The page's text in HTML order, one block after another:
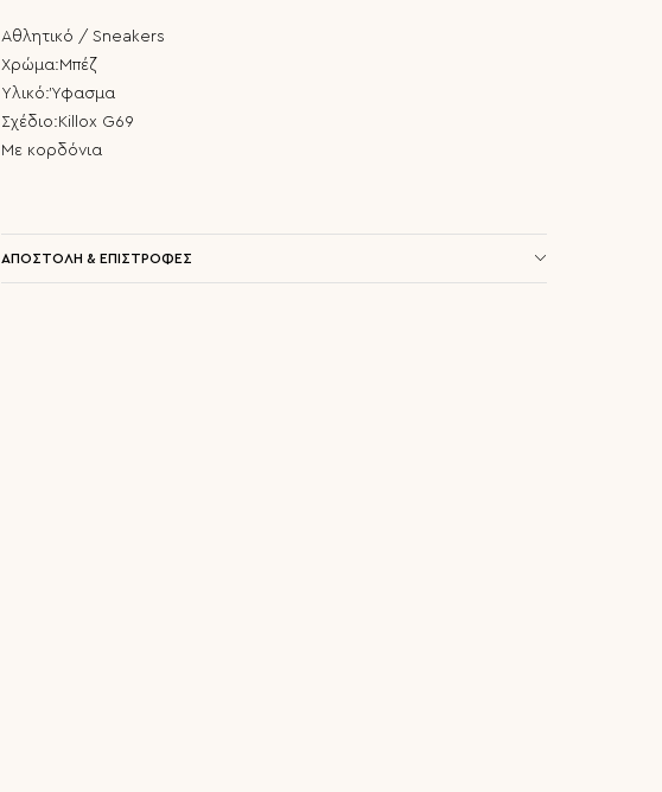
Αθλητικό / Sneakers
Χρώμα:Μπέζ
Υλικό:Ύφασμα
Σχέδιο:Killox G69
Με κορδόνια
ΑΠΟΣΤΟΛΗ & ΕΠΙΣΤΡΟΦΕΣ